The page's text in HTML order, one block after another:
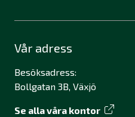
Vår adress
Besöksadress:
Bollgatan 3B, Växjö
Se alla våra kontor